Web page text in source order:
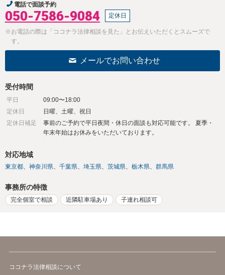
電話で面談予約
050-7586-9084 定休日
※お電話の際は「ココナラ法律相談を見た」とお伝えいただくとスムーズで
す。
メールでお問い合わせ
受付時間
平日
09:00〜18:00
定休日
日曜、土曜、祝日
定休日補足
事前のご予約で平日夜間・休日の面談も対応可能です。 夏季・
年末年始はお休みをいただいております。
対応地域
東京都 神奈川県 千葉県 埼玉県 茨城県 栃木県 群馬県
事務所の特徴
完全個室で相談 近隣駐車場あり 子連れ相談可
ココナラ法律相談について